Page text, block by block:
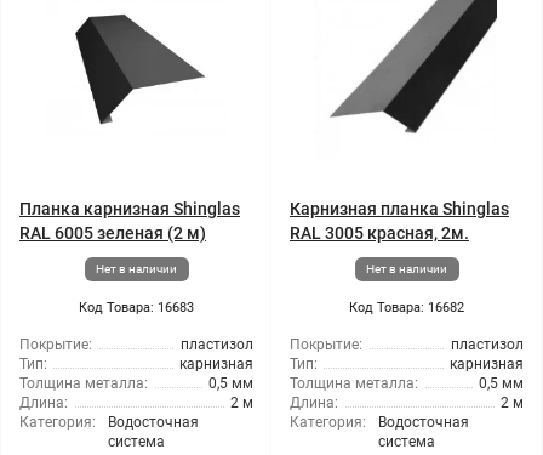
Планка карнизная Shinglas
RAL 6005 зеленая (2 м)
Нет в наличии
Код Товара: 16683
Покрытие:
пластизол
Тип:
карнизная
Толщина металла:
0,5 мм
Длина:
2 м
Категория:
Водосточная
система
Карнизная планка Shinglas
RAL 3005 красная, 2м.
Нет в наличии
Код Товара: 16682
Покрытие:
пластизол
Тип:
карнизная
Толщина металла:
0,5 мм
Длина:
2 м
Категория:
Водосточная
система